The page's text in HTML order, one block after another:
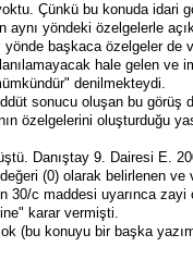
Çünkü bu konuda idari
aynı yöndeki özelgelerle
başkaca özelgeler
hale gelen ve
denilmekteydi.
sonucu oluşan bu görüş
özelgelerini oluşturduğu
Danıştay 9. Dairesi E.
(0) olarak belirlenen
30/c maddesi uyarınca
karar vermişti.
(bu konuyu bir başka